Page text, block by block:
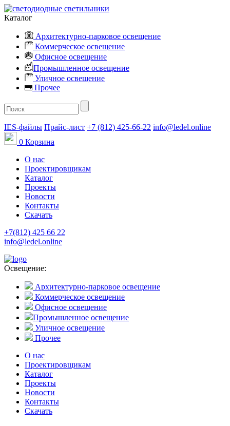
Каталог
Архитектурно-парковое освещение
Коммерческое освещение
Офисное освещение
Промышленное освещение
Уличное освещение
Прочее
IES-файлы Прайс-лист +7 (812) 425-66-22 info@ledel.online
0 Корзина
О нас
Проектировщикам
Каталог
Проекты
Новости
Контакты
Скачать
+7(812) 425 66 22
info@ledel.online
Освещение:
Архитектурно-парковое освещение
Коммерческое освещение
Офисное освещение
Промышленное освещение
Уличное освещение
Прочее
О нас
Проектировщикам
Каталог
Проекты
Новости
Контакты
Скачать